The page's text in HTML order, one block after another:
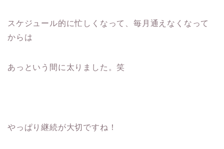
スケジュール的に忙しくなって、毎月通えなくなって
からは
あっという間に太りました。笑
やっぱり継続が大切ですね！